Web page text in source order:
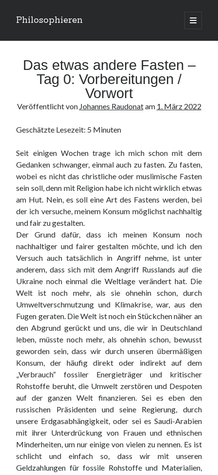
Philosophieren
open
primary
Kategorien
Anmelden
Eintrags-Feed
Kommentar-Feed
WordPress.org
Das etwas andere Fasten –
Tag 0: Vorbereitungen /
Vorwort
Veröffentlicht von Johannes Raudonatam 1. März 2022
Geschätzte Lesezeit: 5 Minuten
Seit einigen Wochen trage ich mich schon mit dem
Gedanken schwanger, einmal auch zu fasten. Zu fasten,
wobei es nicht das christliche oder muslimische Fasten
sein soll, denn mit Religion habe ich nicht wirklich etwas
am Hut. Nein, es soll eine Art des Fastens werden, bei
der ich versuche, meinem Konsum möglichst nachhaltig
und fair zu gestalten.
Der Grund dafür, dass ich meinen Konsum noch
nachhaltiger und fairer gestalten möchte, und ich den
Versuch auch tatsächlich in Angriff nehme, ist unter
anderem, dass sich mit dem Angriff Russlands auf die
Ukraine noch einmal die Weltlage verändert hat. Die
Welt ist noch mehr, als sie ohnehin schon, durch
Umweltverschmutzung und Klimakrise, war, aus den
Fugen geraten. Die Welt ist noch ein Stückchen näher an
den Abgrund gerückt und uns, die wir in Deutschland
leben, müsste noch mehr, als ohnehin schon, bewusst
geworden sein, dass wir durch unseren übermäßigen
Konsum, der häufig direkt oder indirekt auf dem
„Verbrauch“ fossiler Energieträger und kritischer
Rohstoffe beruht, die Umwelt zerstören und Despoten
auf der ganzen Welt finanzieren. Sei es eben den
russischen Präsidenten und seine Regierung, durch
unsere Erdgasabhängigkeit, oder sei es Saudi-Arabien
mit ihrer Unterdrückung von Frauen und ethnischen
Minderheiten, um nur einige von vielen zu nennen. Es ist
schlicht und einfach so, dass wir mit unseren
Geldzahlungen für fossile Rohstoffe und Materialien,